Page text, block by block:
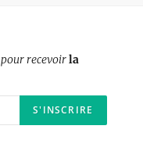
recevoirla